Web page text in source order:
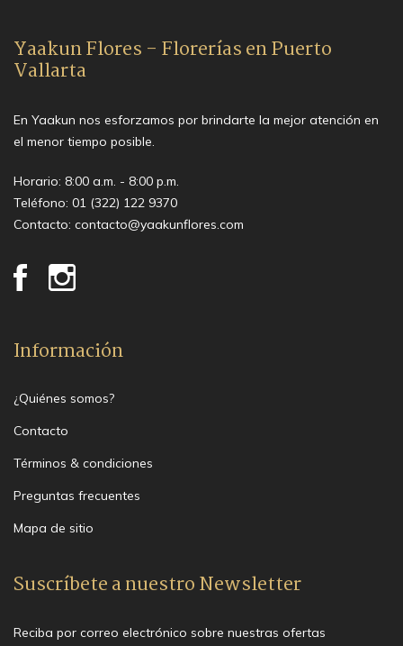
Yaakun Flores - Florerías en Puerto
Vallarta
En Yaakun nos esforzamos por brindarte la mejor atención en
el menor tiempo posible.
Horario: 8:00 a.m. - 8:00 p.m.
Teléfono: 01 (322) 122 9370
Contacto: contacto@yaakunflores.com
Información
¿Quiénes somos?
Contacto
Términos & condiciones
Preguntas frecuentes
Mapa de sitio
Suscríbete a nuestro Newsletter
Reciba por correo electrónico sobre nuestras ofertas